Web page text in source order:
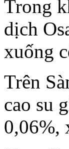
Trong
dịch
xuống
Trên
cao su
0,06%,